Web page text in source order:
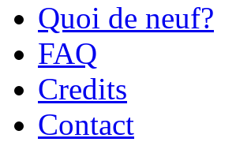
Quoi de neuf?
FAQ
Credits
Contact